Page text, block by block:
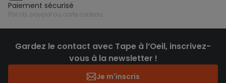
paiement sécurisé
par cb, paypal ou carte cadeau
Gardez le contact avec Tape à l’Oeil, inscrivez-
vous à la newsletter !
Je m'inscris